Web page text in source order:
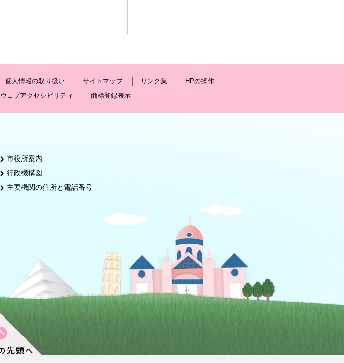
個人情報の取り扱い サイトマップ リンク集
HPの操作
ウェブアクセシビリティ 商標登録表示
市役所案内
行政機構図
主要機関の住所と電話番号